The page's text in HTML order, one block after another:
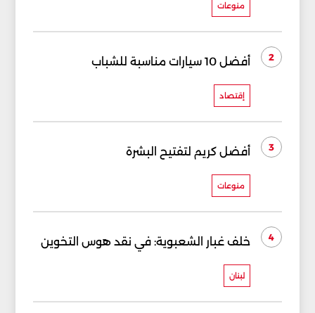
منوعات
2 أفضل 10 سيارات مناسبة للشباب
إقتصاد
3 أفضل كريم لتفتيح البشرة
منوعات
4 خلف غبار الشعبوية: في نقد هوس التخوين
لبنان